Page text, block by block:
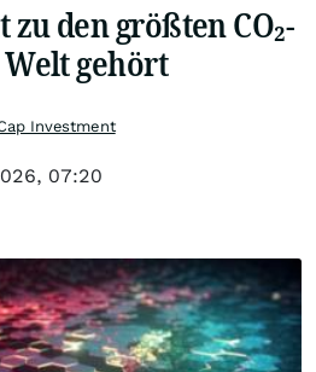
den größten CO₂-
gehört
Investment
07:20